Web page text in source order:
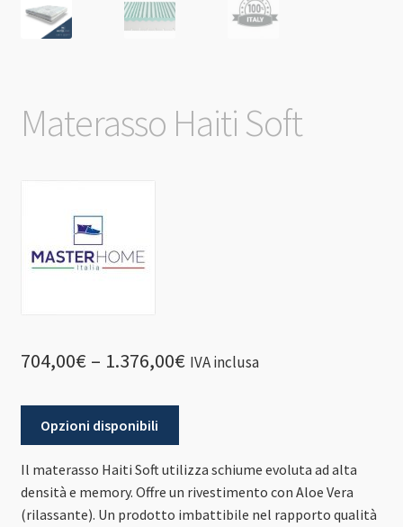
Materasso Haiti Soft
704,00€– 1.376,00€ IVA inclusa
Opzioni disponibili
Il materasso Haiti Soft utilizza schiume evoluta ad alta
densità e memory. Offre un rivestimento con Aloe Vera
(rilassante). Un prodotto imbattibile nel rapporto qualità